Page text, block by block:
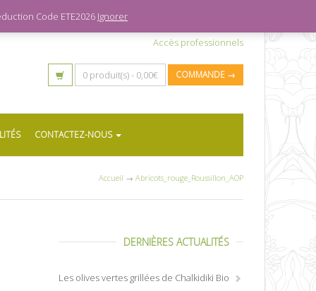
Accès professionnels
0 produit(s) - 0,00€ COMMANDE →
CONTACTEZ-NOUS
Accueil → Abricots_rouge_Roussillon_AOP
DERNIÈRES ACTUALITÉS
Les olives vertes grillées de Chalkidiki Bio
Code ETE2026 Ignorer